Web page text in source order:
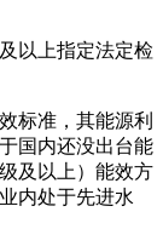
以上指定法定检
标准，其能源利
国内还没出台能
及以上）能效方
内处于先进水